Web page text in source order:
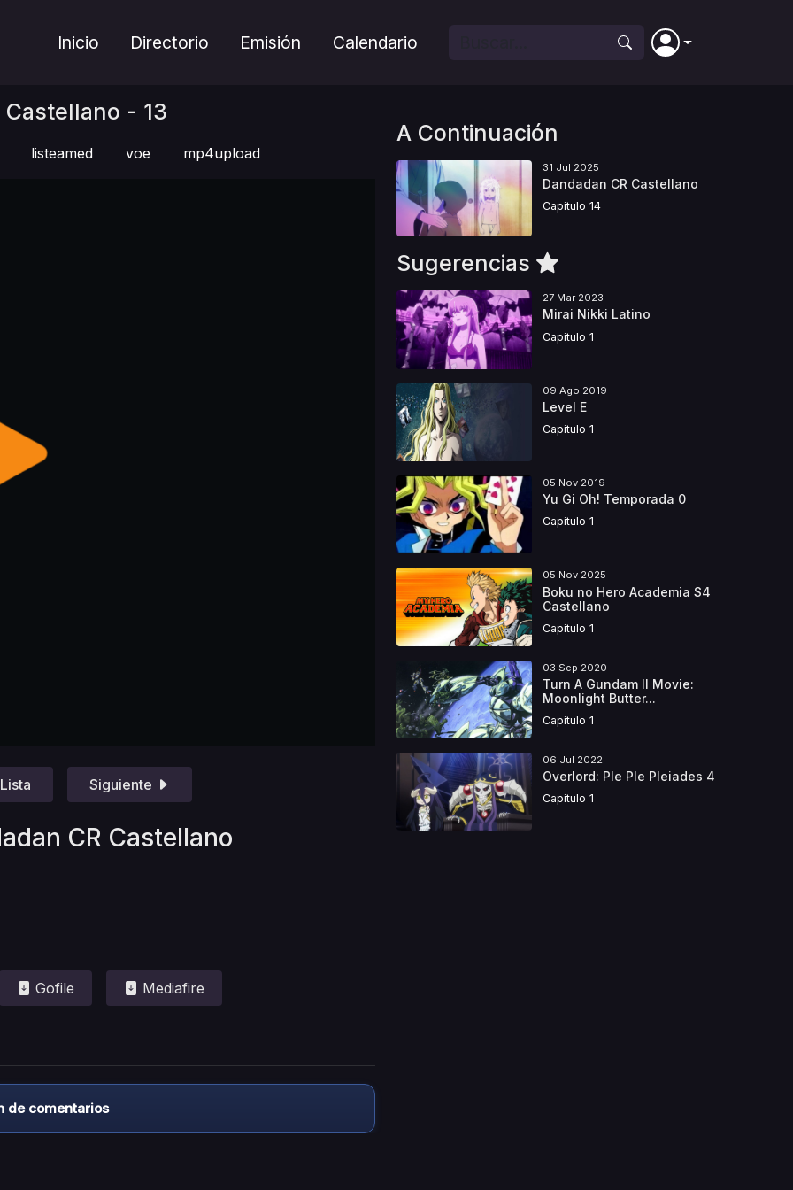
Inicio Directorio Emisión Calendario
Castellano - 13
listeamed voe mp4upload
Lista Siguiente
CR Castellano
Gofile Mediafire
de comentarios
A Continuación
31 Jul 2025
Dandadan CR Castellano
Capitulo 14
Sugerencias
27 Mar 2023
Mirai Nikki Latino
Capitulo 1
09 Ago 2019
Level E
Capitulo 1
05 Nov 2019
Yu Gi Oh! Temporada 0
Capitulo 1
05 Nov 2025
Boku no Hero Academia S4
Castellano
Capitulo 1
03 Sep 2020
Turn A Gundam II Movie:
Moonlight Butter...
Capitulo 1
06 Jul 2022
Overlord: Ple Ple Pleiades 4
Capitulo 1